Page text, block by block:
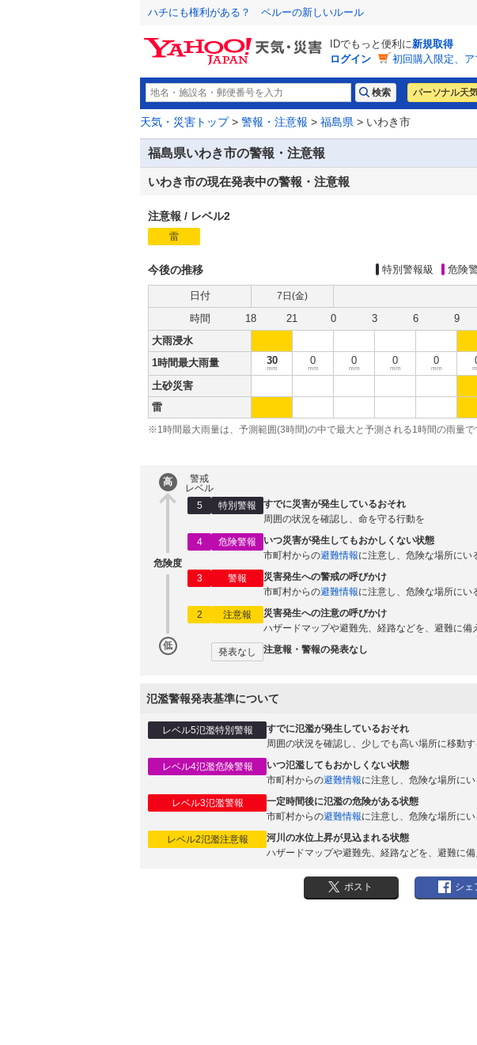
ハチにも権利がある？ ペルーの新しいルール
IDでもっと便利に新規取得
ログイン
初回購入限定、
パーソナル天
天気・災害トップ> 警報・注意報 > 福島県 > いわき市
福島県いわき市の警報・注意報
いわき市の現在発表中の警報・注意報
注意報 / レベル2
雷
報
今後の推移 特別警報級 危険
日付 7日(金)
時間 18 21 0 3 6 9
大雨浸水
1時間最大雨量
30
mm
0
mm
0
mm
0
mm
0
mm
土砂災害
雷
※1時間最大雨量は、予測範囲(3時間)の中で最大と予測される1時間の雨量で
高
危険度
低
警戒
レベル
5
特別警報
すでに災害が発生しているおそれ
周囲の状況を確認し、命を守る行動を
4 危険警報
いつ災害が発生してもおかしくない状態
市町村からの避難情報に注意し、危険な場所にい
3 警報
災害発生への警戒の呼びかけ
市町村からの避難情報に注意し、危険な場所にい
2 注意報
災害発生への注意の呼びかけ
ハザードマップや避難先、経路などを、避難に備
発表なし 注意報・警報の発表なし
氾濫警報発表基準について
レベル5氾濫特別警報
すでに氾濫が発生しているおそれ
周囲の状況を確認し、少しでも高い場所に移動
レベル4氾濫危険警報
いつ氾濫してもおかしくない状態
市町村からの避難情報に注意し、危険な場所に
レベル3氾濫警報
一定時間後に氾濫の危険がある状態
市町村からの避難情報に注意し、危険な場所に
レベル2氾濫注意報
河川の水位上昇が見込まれる状態
ハザードマップや避難先、経路などを、避難に
ポスト シェ